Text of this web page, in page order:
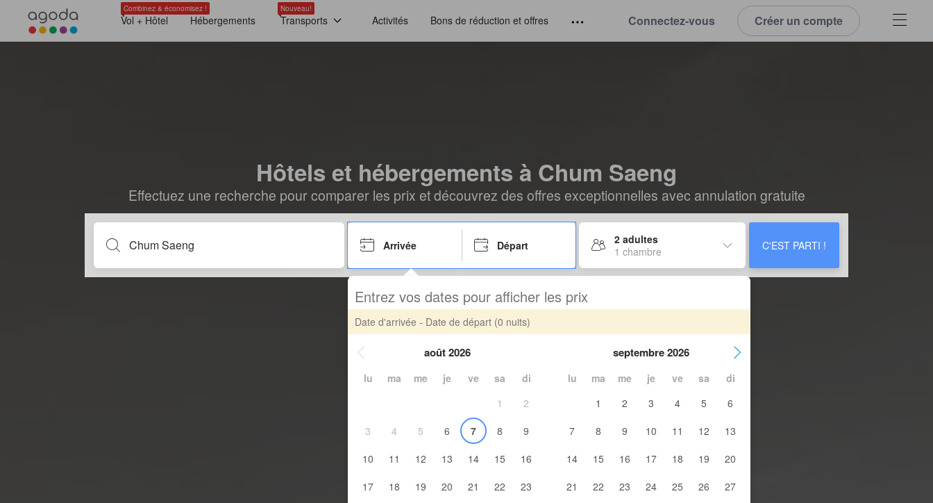
Combinez & économisez !
Vol + Hôtel Hébergements
Nouveau!
Transports Activités Bons de réduction et offres Connectez-vous Créer un compte
Hôtels et hébergements à Chum Saeng
Effectuez une recherche pour comparer les prix et découvrez des offres exceptionnelles avec annulation gratuite
Arrivée Départ
2 adultes
1 chambre
C'EST PARTI !
Entrez vos dates pour afficher les prix
Date d'arrivée - Date de départ (0 nuits)
août 2026
lu ma me je ve sa
di
1
2
3
4 5 6 7 8
9
10
11 12 13 14 15
16
17
18 19 20 21 22
23
septembre 2026
lu ma me je ve sa
di
1
2 3 4 5
6
7
8 9 10 11 12
13
14
15 16 17 18 19
20
21
22 23 24 25 26
27